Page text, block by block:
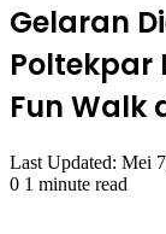
Gelaran
Poltekpar
Fun Walk
Last Updated: Mei
0 1 minute read